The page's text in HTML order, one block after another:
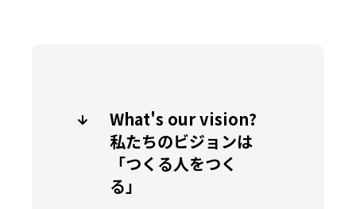
What's our vision?
私たちのビジョンは
「つくる人をつく
る」